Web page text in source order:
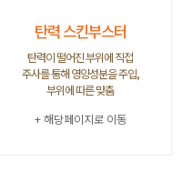
탄력 스킨부스터
탄력이 떨어진 부위에 직접
주사를 통해 영양성분을 주입,
부위에 따른 맞춤
+ 해당페이지로 이동